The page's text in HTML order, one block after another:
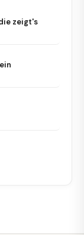
zeigt's